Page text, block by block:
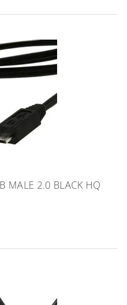
MALE 2.0 BLACK HQ